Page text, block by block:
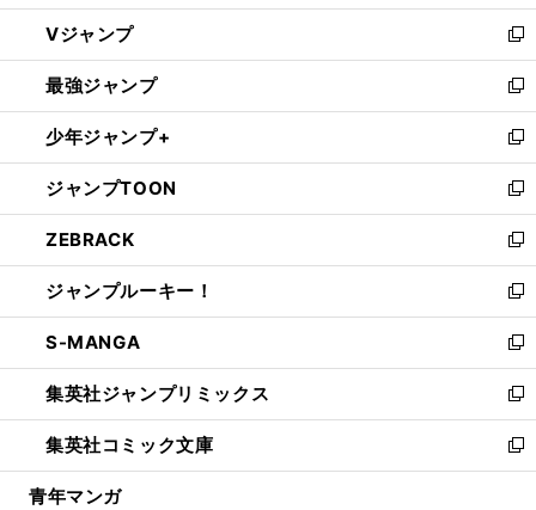
ウ
ィ
ン
ド
ウ
で
開
く
し
い
ウ
ィ
ン
ド
ウ
で
開
く
Vジャンプ
新
し
い
ウ
ィ
ン
ド
ウ
で
開
く
最強ジャンプ
新
し
い
ウ
ィ
ン
ド
ウ
で
開
く
少年ジャンプ+
新
し
い
ウ
ィ
ン
ド
ウ
で
開
く
ジャンプTOON
新
し
い
ウ
ィ
ン
ド
ウ
で
開
く
ZEBRACK
新
し
い
ウ
ィ
ン
ド
ウ
で
開
ジャンプルーキー！
新
し
い
ウ
ィ
ン
ド
ウ
S-MANGA
新
し
い
ウ
ィ
ン
集英社ジャンプリミックス
新
し
い
ウ
集英社コミック文庫
新
し
青年マンガ